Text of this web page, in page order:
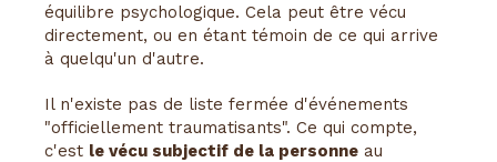
équilibre psychologique. Cela peut être vécu
directement, ou en étant témoin de ce qui arrive
à quelqu'un d'autre.
Il n'existe pas de liste fermée d'événements
"officiellement traumatisants". Ce qui compte,
c'est le vécu subjectif de la personne au